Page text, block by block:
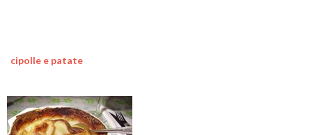
cipolle e patate